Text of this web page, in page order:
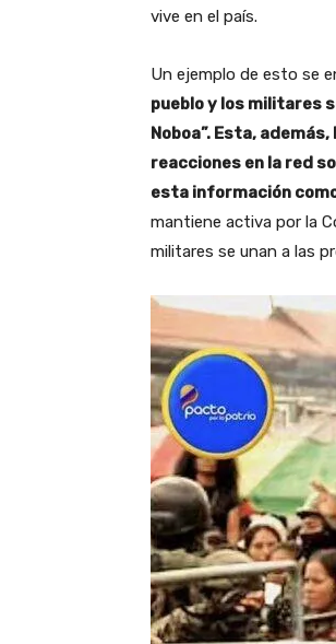
vive en el país.
Un ejemplo de esto se
pueblo y los militares
Noboa”. Esta,
reacciones en la red
esta información
mantiene activa por la
militares se unan a las